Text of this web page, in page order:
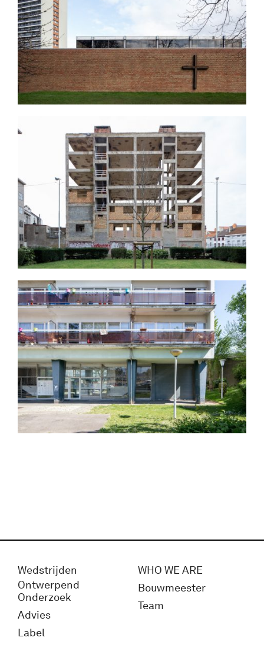
Wedstrijden
Ontwerpend
Onderzoek
Advies
Label
WHO WE ARE
Bouwmeester
Team